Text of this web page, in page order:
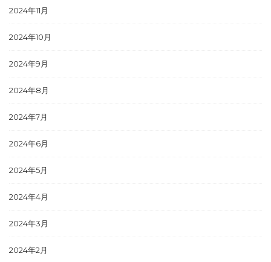
2024年11月
2024年10月
2024年9月
2024年8月
2024年7月
2024年6月
2024年5月
2024年4月
2024年3月
2024年2月